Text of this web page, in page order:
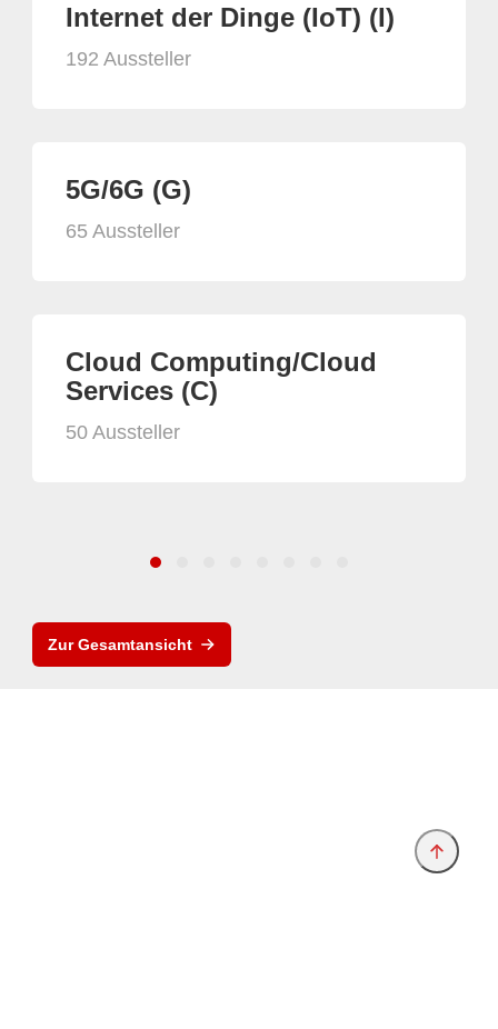
Internet der Dinge (IoT) (I)
192 Aussteller
5G/6G (G)
65 Aussteller
Cloud Computing/Cloud
Services (C)
50 Aussteller
Zur Gesamtansicht